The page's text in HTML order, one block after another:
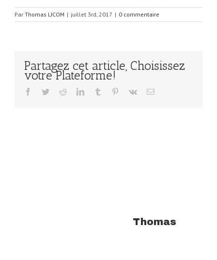
Par Thomas LICOM | juillet 3rd, 2017 | 0 commentaire
Partagez cet article, Choisissez
votre Plateforme!
Facebook
TwitterRedditLinkedInTumblr Pinterest
Vk Email
Thomas